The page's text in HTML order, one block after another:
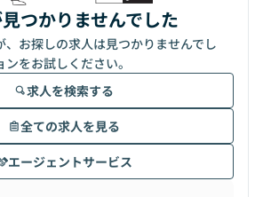
つかりませんでした
、お探しの求人は見つかりませんでし
をお試しください。
求人を検索する
全ての求人を見る
エージェントサービス